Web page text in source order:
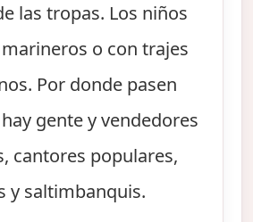
las tropas. Los niños
o con trajes
Por donde pasen
gente y vendedores
cantores populares,
y saltimbanquis.